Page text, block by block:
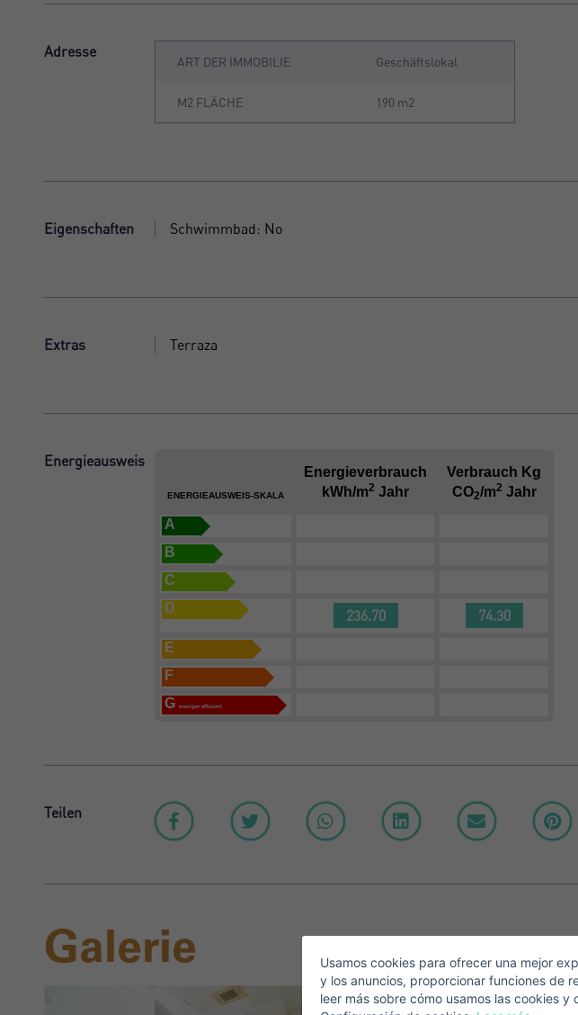
Adresse
ART DER IMMOBILIE Geschäftslokal
M2 FLÄCHE 190 m2
Eigenschaften Schwimmbad: No
Extras Terraza
Energieausweis
ENERGIEAUSWEIS-SKALA
Energieverbrauch
kWh/m2 Jahr
Verbrauch Kg
CO2/m2 Jahr
A
B
C
D
236.70 74.30
E
F
Gweniger effizient
Teilen
Galerie
Descargar Expose
Mich Anmelden
Nachname*
Spain
+34
+34
Usamos cookies para ofrecer una mejor
y los anuncios, proporcionar funciones de
leer más sobre cómo usamos las cookies